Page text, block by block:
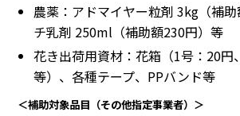
農薬：アドマイヤー粒剤 3kg（補
チ乳剤 250ml（補助額230円）等
花き出荷用資材：花箱（1号：20円
等）、各種テープ、PPバンド等
＜補助対象品目（その他指定事業者）＞